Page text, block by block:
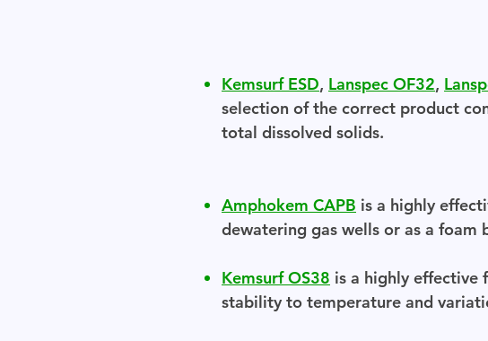
Kemsurf ESD, Lanspec OF32,
selection of the correct product
total dissolved solids.
Amphokem CAPB is a highly
dewatering gas wells or as a
Kemsurf OS38 is a highly effective
stability to temperature and